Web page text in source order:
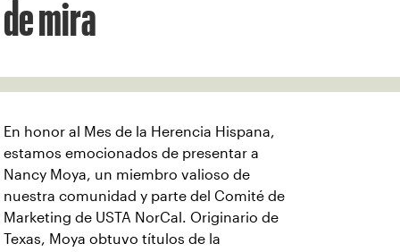
de mira
En honor al Mes de la Herencia Hispana,
estamos emocionados de presentar a
Nancy Moya, un miembro valioso de
nuestra comunidad y parte del Comité de
Marketing de USTA NorCal. Originario de
Texas, Moya obtuvo títulos de la